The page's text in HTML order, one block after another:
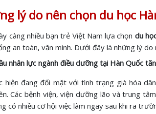
lý do nên chọn du học
càng nhiều bạn trẻ Việt Nam lựa chọn du
an toàn, văn minh. Dưới đây là những lý
nhân lực ngành điều dưỡng tại Hàn Quốc
hiện đang đối mặt với tình trạng già hóa
Các bệnh viện, viện dưỡng lão và trung
có nhiều cơ hội việc làm ngay sau khi ra